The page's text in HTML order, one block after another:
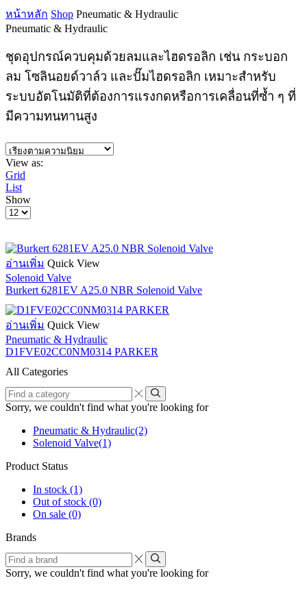
หน้าหลัก Shop Pneumatic & Hydraulic
Pneumatic & Hydraulic
ชุดอุปกรณ์ควบคุมด้วยลมและไฮดรอลิก เช่น กระบอก
ลม โซลินอยด์วาล์ว และปั๊มไฮดรอลิก เหมาะสำหรับ
ระบบอัตโนมัติที่ต้องการแรงกดหรือการเคลื่อนที่ซ้ำ ๆ ที่
มีความทนทานสูง
View as:
Grid
List
Show
Products
อ่านเพิ่ม Quick View
Solenoid Valve
Burkert 6281EV A25.0 NBR Solenoid Valve
อ่านเพิ่ม Quick View
Pneumatic & Hydraulic
D1FVE02CC0NM0314 PARKER
All Categories
a
category
Sorry, we couldn't find what you're looking for
Pneumatic & Hydraulic(2)
Solenoid Valve(1)
Product Status
In stock (1)
Out of stock (0)
On sale (0)
Brands
a
brand
Sorry, we couldn't find what you're looking for